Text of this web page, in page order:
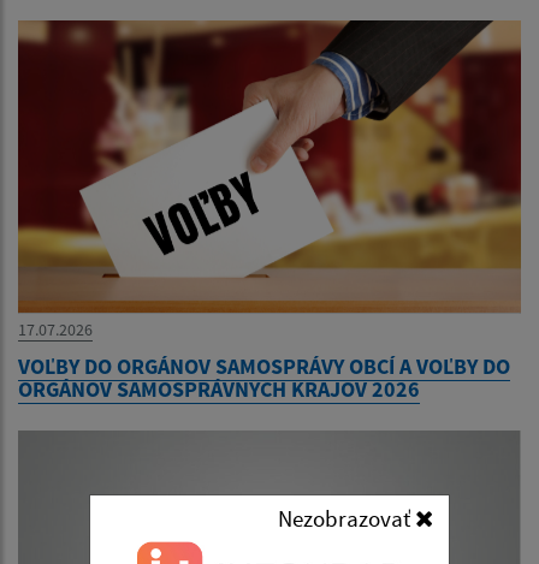
17.07.2026
VOĽBY DO ORGÁNOV SAMOSPRÁVY OBCÍ A VOĽBY DO
ORGÁNOV SAMOSPRÁVNYCH KRAJOV 2026
Nezobrazovať